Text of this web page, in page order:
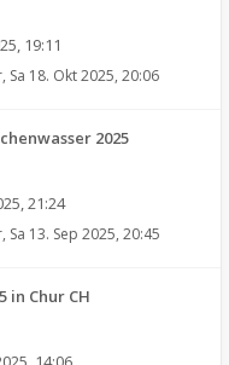
19:11
, Sa 18. Okt 2025, 20:06
2025
21:24
, Sa 13. Sep 2025, 20:45
in Chur CH